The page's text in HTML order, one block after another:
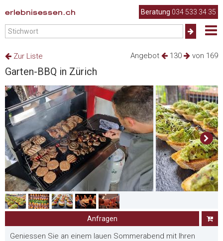
erlebnisessen.ch Beratung 034 533 34 35
Angebot 130 von 169
Zur Liste
Garten-BBQ in Zürich
Anfragen
Geniessen Sie an einem lauen Sommerabend mit Ihren